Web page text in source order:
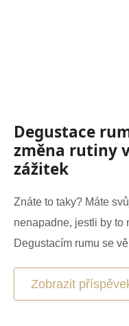
Degustace
změna rutiny
zážitek
Znáte to taky? Máte
nenapadne, jestli by to
Degustacím rumu se
Zobrazit